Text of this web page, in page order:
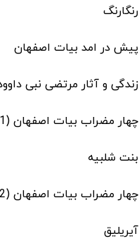
رنگارنگ
پیش در امد بیات اصفهان
زندگی و آثار مرتضی نبی
چهار مضراب بیات اصفهان (1)
بنت شلبیه
چهار مضراب بیات اصفهان (2)
آیریلیق